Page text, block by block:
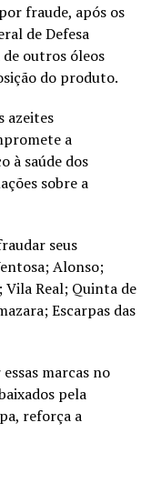
fraude, após os
de Defesa
outros óleos
do produto.
azeites
a
à saúde dos
sobre a
seus
Alonso;
Vila Real; Quinta de
Escarpas das
marcas no
pela
reforça a